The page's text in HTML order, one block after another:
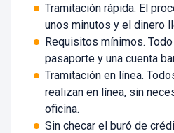
Tramitación rápida. El
unos minutos y el dinero
Requisitos mínimos.
pasaporte y una cuenta
Tramitación en línea.
realizan en línea, sin
oficina.
Sin checar el buró de